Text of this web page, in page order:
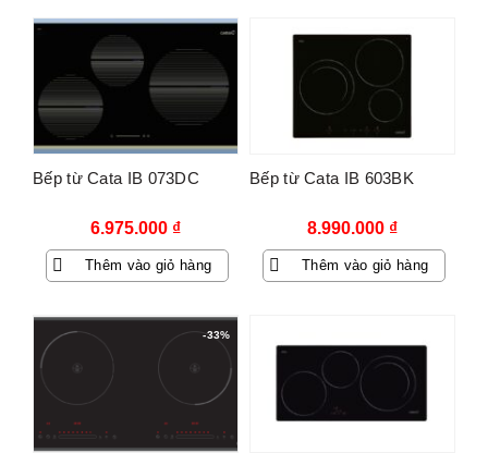
Bếp từ Cata IB 073DC
6.975.000 ₫
Thêm vào giỏ hàng
Bếp từ Cata IB 603BK
8.990.000 ₫
Thêm vào giỏ hàng
-33%